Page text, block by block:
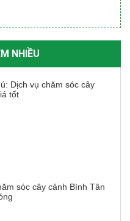
NHIỀU
Dịch vụ chăm sóc cây
tốt
sóc cây cảnh Bình Tân